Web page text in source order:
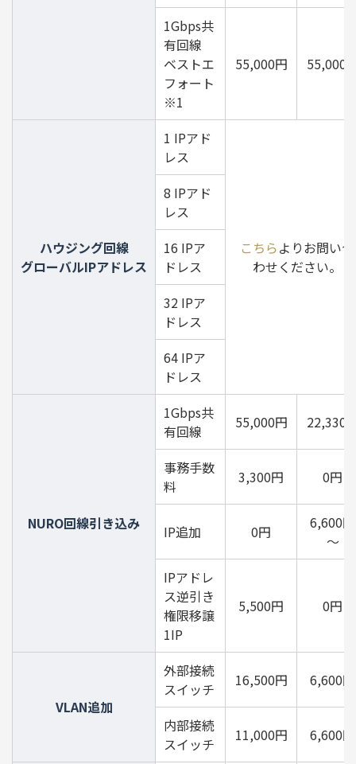
1Gbps共
有回線
ベストエ
フォート
※1
55,000円 55,000
ハウジング回線
グローバルIPアドレス
1 IPアド
レス
こちらよりお問い合
わせください。
8 IPアド
レス
16 IPア
ドレス
32 IPア
ドレス
64 IPア
ドレス
NURO回線引き込み
1Gbps共
有回線
55,000円 22,330
事務手数
料
3,300円 0円
IP追加 0円
6,600円
～
IPアドレ
ス逆引き
権限移譲
1IP
5,500円 0円
VLAN追加
外部接続
スイッチ
16,500円 6,600円
内部接続
スイッチ
11,000円 6,600円